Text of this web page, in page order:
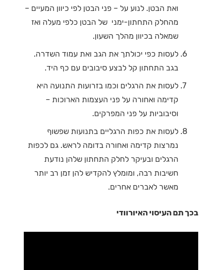
ואת הבטן. לנוע על – פני הבטן לפי כיוון המעיים –
מהחלק התחתון-ימני של הבטן כלפי מעלה ואז
שמאלה בכיוון מהלך השעון.
לעסות כפי יכולתך את הגב ואת עמוד השדרה.
בגב התחתון קל לבצע סיבובים עם כף היד.
לעסות את הרגלים וכמו בזרועות התנועה היא
קדימה ואחורה על פני העצמות הארוכות –
וסיבוביות על פני המפרקים.
לעסות את כפות הרגליים בתנועות שפשוף
נמרצות קדימה ואחורה בדומה לראש. גם לכפות
הרגלים ובעיקר לחלק התחתון שלהן נודעת
חשיבות רבה, ומומלץ להקדיש להן זמן רב יותר
מאשר לאברים אחרים.
בכך תם העיסוי האיורוודי